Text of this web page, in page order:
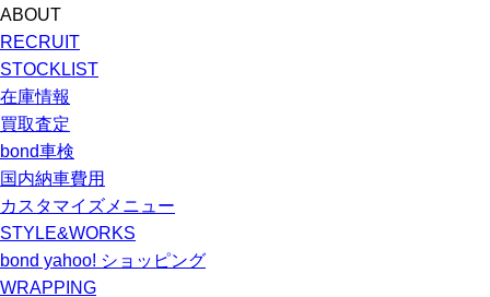
ABOUT
RECRUIT
STOCKLIST
在庫情報
買取査定
bond車検
国内納車費用
カスタマイズメニュー
STYLE&WORKS
bond yahoo! ショッピング
WRAPPING